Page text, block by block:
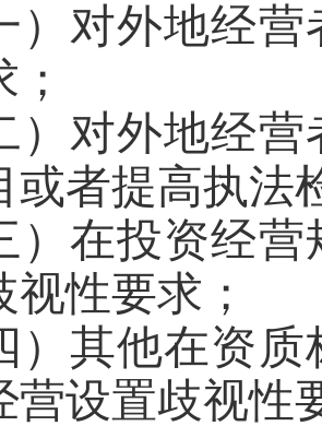
）对外地经
）对外地经
或者提高执法
）在投资经
视性要求；
）其他在资
营设置歧视性